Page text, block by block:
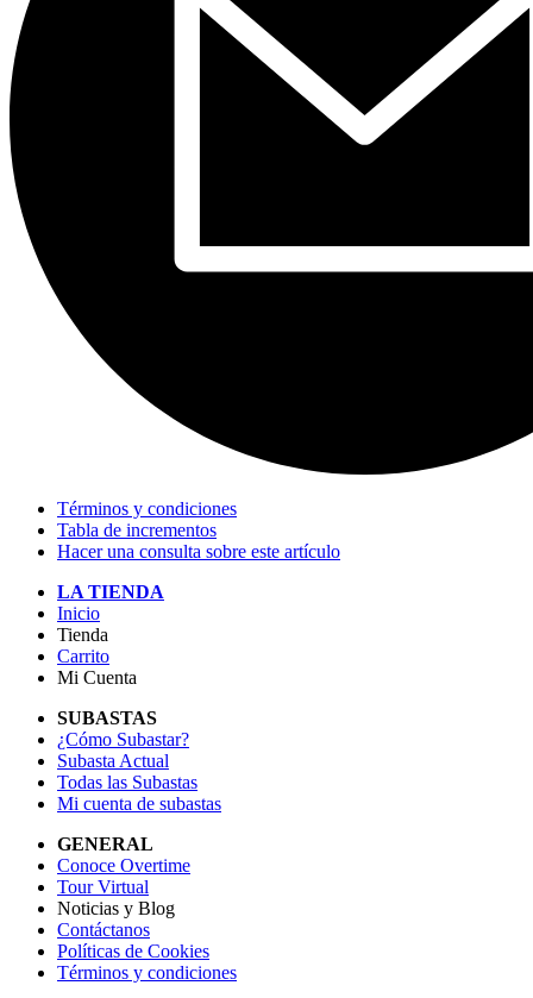
Términos y condiciones
Tabla de incrementos
Hacer una consulta sobre este artículo
LA TIENDA
Inicio
Tienda
Carrito
Mi Cuenta
SUBASTAS
¿Cómo Subastar?
Subasta Actual
Todas las Subastas
Mi cuenta de subastas
GENERAL
Conoce Overtime
Tour Virtual
Noticias y Blog
Contáctanos
Políticas de Cookies
Términos y condiciones